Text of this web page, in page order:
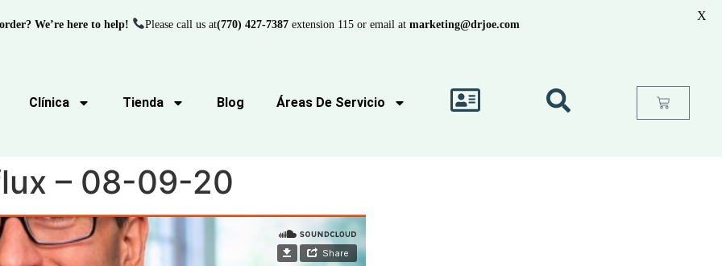
Clínica Tienda Blog Áreas De Servicio
– 08-09-20
We’re here to help! Please call us at(770) 427-7387extension 115 or email at marketing@drjoe.com
X